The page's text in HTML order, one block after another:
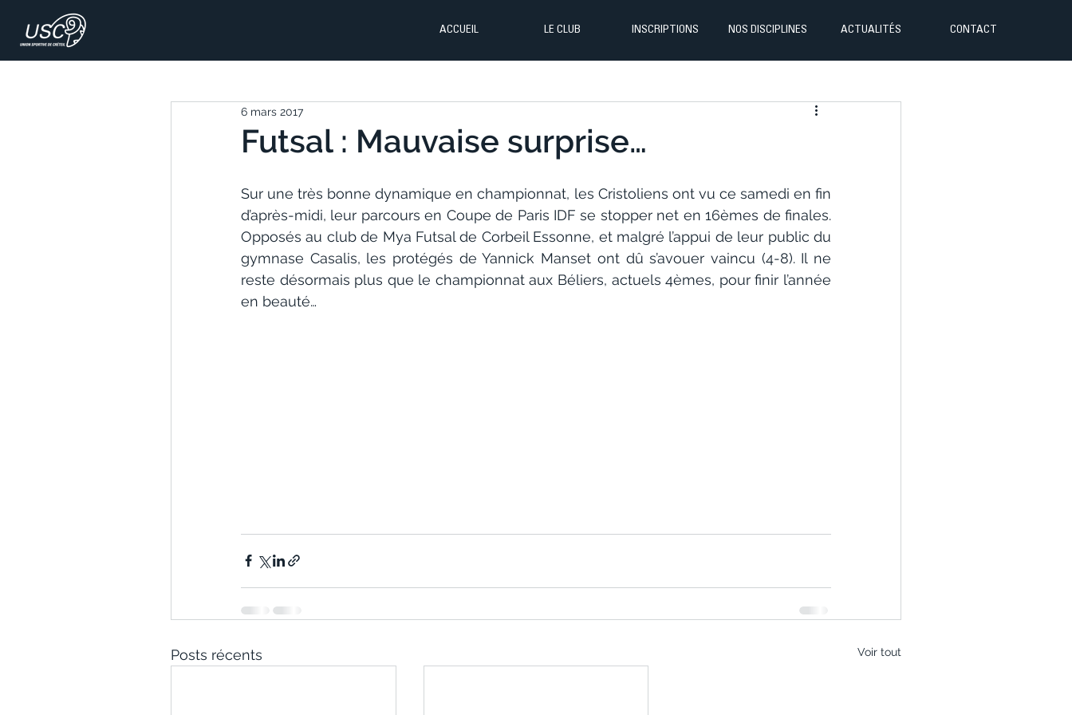
ACCUEIL LE CLUB INSCRIPTIONS NOS DISCIPLINES ACTUALITÉS CONTACT
Futsal : Mauvaise surprise…
6 mars 2017
Sur une très bonne dynamique en championnat, les Cristoliens ont vu ce samedi en fin
d’après-midi, leur parcours en Coupe de Paris IDF se stopper net en 16èmes de finales.
Opposés au club de Mya Futsal de Corbeil Essonne, et malgré l’appui de leur public du
gymnase Casalis, les protégés de Yannick Manset ont dû s’avouer vaincu (4-8). Il ne
reste désormais plus que le championnat aux Béliers, actuels 4èmes, pour finir l’année
en beauté…
Posts récents Voir tout